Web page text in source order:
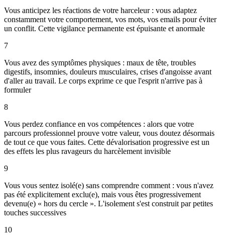
Vous anticipez les réactions de votre harceleur : vous adaptez
constamment votre comportement, vos mots, vos emails pour éviter
un conflit. Cette vigilance permanente est épuisante et anormale
7
Vous avez des symptômes physiques : maux de tête, troubles
digestifs, insomnies, douleurs musculaires, crises d'angoisse avant
d'aller au travail. Le corps exprime ce que l'esprit n'arrive pas à
formuler
8
Vous perdez confiance en vos compétences : alors que votre
parcours professionnel prouve votre valeur, vous doutez désormais
de tout ce que vous faites. Cette dévalorisation progressive est un
des effets les plus ravageurs du harcèlement invisible
9
Vous vous sentez isolé(e) sans comprendre comment : vous n'avez
pas été explicitement exclu(e), mais vous êtes progressivement
devenu(e) « hors du cercle ». L'isolement s'est construit par petites
touches successives
10